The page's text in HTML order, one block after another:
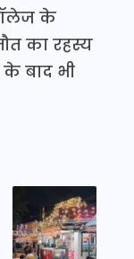
के
का रहस्य
के बाद भी